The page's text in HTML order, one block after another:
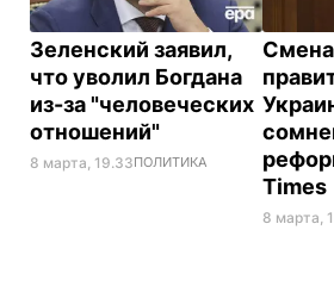
Зеленский заявил,
что уволил Богдана
из-за "человеческих
отношений"
8 марта, 19.33ПОЛИТИКА
Смена
Times
8 марта,